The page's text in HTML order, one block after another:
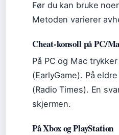
Før du kan bruke
Metoden varierer
Cheat-konsoll på PC/
På PC og Mac
(EarlyGame). På
(Radio Times). En
skjermen.
På Xbox og PlayStation